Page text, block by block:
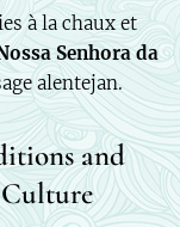
à la chaux et
Senhora da
alentejan.
and